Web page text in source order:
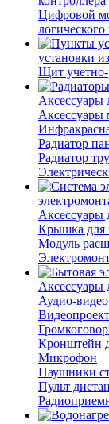
Цифровой
логического
установки
Щит учетно-
Аксессуары
Аксессуары
Радиатор
Радиатор
Аксессуары
Крышка для
Модуль
Аксессуары
Аудио-
Кронштейн
Микрофон
Наушники
Пульт